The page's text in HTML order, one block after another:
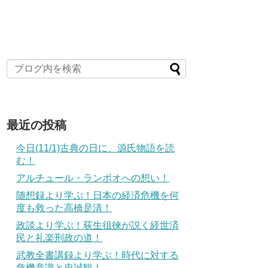
最近の投稿
今日(11/1)古典の日に、源氏物語を読
む！
アルチュール・ランボオへの想い！
随想録より学ぶ！日本の経済危機を何
度も救った高橋是清！
政談より学ぶ！荻生徂徠が説く経世済
民と礼楽刑政の道！
武教全書講録より学ぶ！時代に対する